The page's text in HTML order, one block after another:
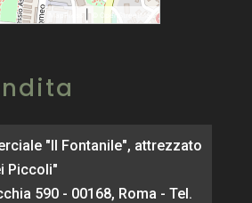
© OpenStreetMap
"Il Fontanile", attrezzato
Piccoli"
590 - 00168, Roma - Tel.